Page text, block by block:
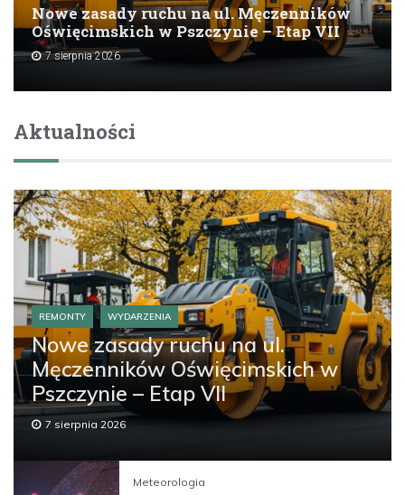
Nowe zasady ruchu na ul. Męczenników
Oświęcimskich w Pszczynie – Etap VII
7 sierpnia 2026
Aktualności
REMONTY WYDARZENIA
Nowe zasady ruchu na ul.
Męczenników Oświęcimskich w
Pszczynie – Etap VII
7 sierpnia 2026
Meteorologia